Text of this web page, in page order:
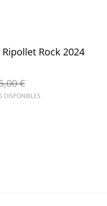
Rock 2024
€
DISPONIBLES